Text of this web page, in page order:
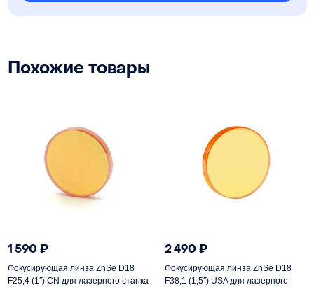
Похожие товары
1 590₽
Фокусирующая линза ZnSe D18
F25,4 (1″) CN для лазерного станка
2 490₽
Фокусирующая линза ZnSe D18
F38,1 (1,5″) USA для лазерного